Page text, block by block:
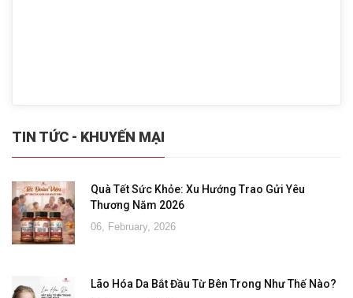
TIN TỨC - KHUYẾN MẠI
Quà Tết Sức Khỏe: Xu Hướng Trao Gửi Yêu
Thương Năm 2026
06, February, 2026
Lão Hóa Da Bắt Đầu Từ Bên Trong Như Thế Nào?